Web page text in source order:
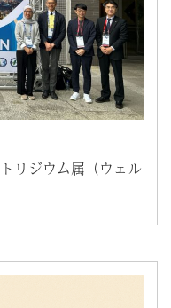
リジウム属（ウェル